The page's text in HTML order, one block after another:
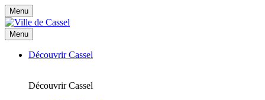
Menu
Menu
Découvrir Cassel
Découvrir Cassel